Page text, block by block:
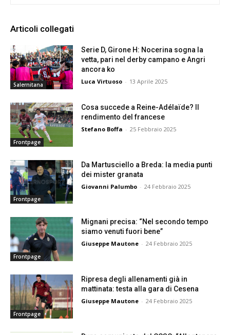
Articoli collegati
Salernitana
Serie D, Girone H: Nocerina sogna la
vetta, pari nel derby campano e Angri
ancora ko
Luca Virtuoso - 13 Aprile 2025
Frontpage
Cosa succede a Reine-Adélaïde? Il
rendimento del francese
Stefano Boffa - 25 Febbraio 2025
Frontpage
Da Martusciello a Breda: la media punti
dei mister granata
Giovanni Palumbo - 24 Febbraio 2025
Frontpage
Mignani precisa: “Nel secondo tempo
siamo venuti fuori bene”
Giuseppe Mautone - 24 Febbraio 2025
Frontpage
Ripresa degli allenamenti già in
mattinata: testa alla gara di Cesena
Giuseppe Mautone - 24 Febbraio 2025